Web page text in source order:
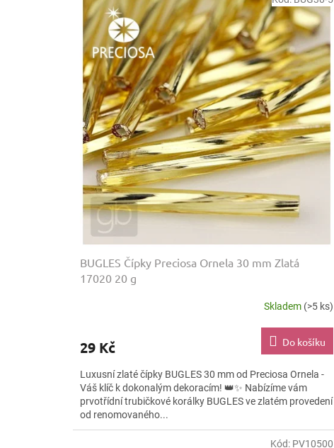
BUGLES Čípky Preciosa Ornela 30 mm Zlatá
17020 20 g
Skladem (>5 ks)
29 Kč Do košíku
Luxusní zlaté čípky BUGLES 30 mm od Preciosa Ornela -
Váš klíč k dokonalým dekoracím! 👑✨ Nabízíme vám
prvotřídní trubičkové korálky BUGLES ve zlatém provedení
od renomovaného...
Kód: PV10500